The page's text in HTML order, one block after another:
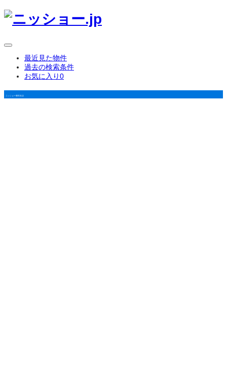
最近見た物件
過去の検索条件
お気に入り0
ニッショー豊田支店